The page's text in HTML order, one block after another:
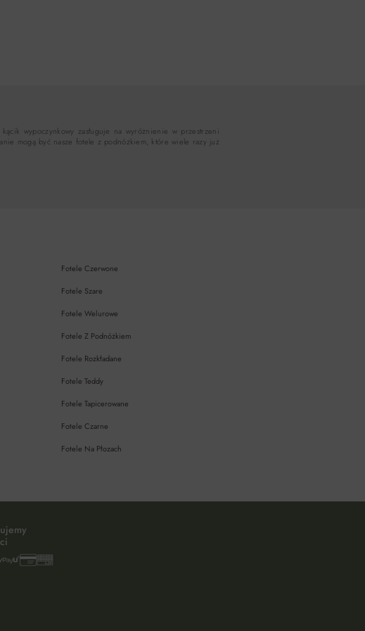
wypoczynkowy zasługuje na wyróżnienie w przestrzeni
mogą być nasze fotele z podnóżkiem, które wiele razy już
Fotele Czerwone
Fotele Szare
Fotele Welurowe
Fotele Z Podnóżkiem
Fotele Rozkładane
Fotele Teddy
Fotele Tapicerowane
Fotele Czarne
Fotele Na Płozach